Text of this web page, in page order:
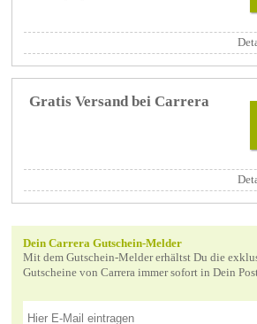
Gratis Versand bei Carrera
Dein Carrera Gutschein-Melder
Mit dem Gutschein-Melder erhältst Du die
Gutscheine von Carrera immer sofort in Dein